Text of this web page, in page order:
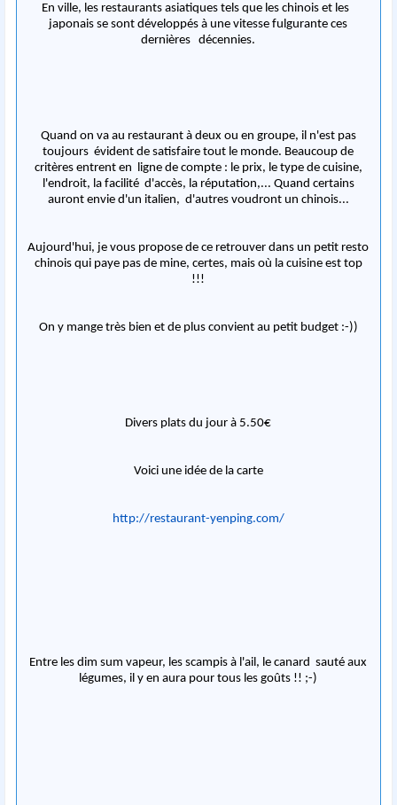
En ville, les restaurants asiatiques tels que les chinois et les
japonais se sont développés à une vitesse fulgurante ces
dernières décennies.
Quand on va au restaurant à deux ou en groupe, il n'est pas
toujours évident de satisfaire tout le monde. Beaucoup de
critères entrent en ligne de compte : le prix, le type de cuisine,
l'endroit, la facilité d'accès, la réputation,... Quand certains
auront envie d'un italien, d'autres voudront un chinois...
Aujourd'hui, je vous propose de ce retrouver dans un petit resto
chinois qui paye pas de mine, certes, mais où la cuisine est top
!!!
On y mange très bien et de plus convient au petit budget :-))
Divers plats du jour à 5.50€
Voici une idée de la carte
http://restaurant-yenping.com/
Entre les dim sum vapeur, les scampis à l'ail, le canard sauté aux
légumes, il y en aura pour tous les goûts !! ;-)